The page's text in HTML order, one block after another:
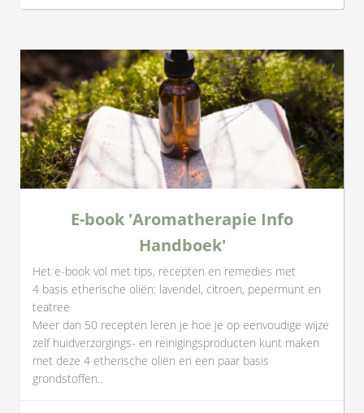
E-book 'Aromatherapie Info
Handboek'
Het e-book vol met tips, recepten en remedies met
4 basis etherische oliën: lavendel, citroen, pepermunt en
teatree
Meer dan 50 recepten leren je hoe je op eenvoudige wijze
zelf huidverzorgings- en reinigingsproducten kunt maken
met deze 4 etherische oliën en een paar basis
grondstoffen..